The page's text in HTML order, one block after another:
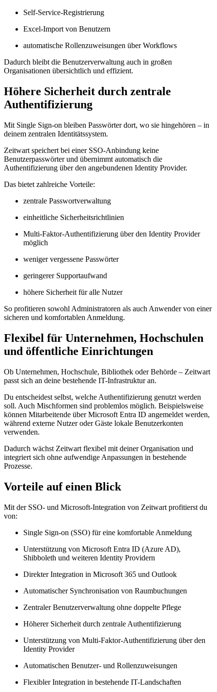
Self-Service-Registrierung
Excel-Import von Benutzern
automatische Rollenzuweisungen über Workflows
Dadurch bleibt die Benutzerverwaltung auch in großen
Organisationen übersichtlich und effizient.
Höhere Sicherheit durch zentrale
Authentifizierung
Mit Single Sign-on bleiben Passwörter dort, wo sie hingehören – in
deinem zentralen Identitätssystem.
Zeitwart speichert bei einer SSO-Anbindung keine
Benutzerpasswörter und übernimmt automatisch die
Authentifizierung über den angebundenen Identity Provider.
Das bietet zahlreiche Vorteile:
zentrale Passwortverwaltung
einheitliche Sicherheitsrichtlinien
Multi-Faktor-Authentifizierung über den Identity Provider
möglich
weniger vergessene Passwörter
geringerer Supportaufwand
höhere Sicherheit für alle Nutzer
So profitieren sowohl Administratoren als auch Anwender von einer
sicheren und komfortablen Anmeldung.
Flexibel für Unternehmen, Hochschulen
und öffentliche Einrichtungen
Ob Unternehmen, Hochschule, Bibliothek oder Behörde – Zeitwart
passt sich an deine bestehende IT-Infrastruktur an.
Du entscheidest selbst, welche Authentifizierung genutzt werden
soll. Auch Mischformen sind problemlos möglich. Beispielsweise
können Mitarbeitende über Microsoft Entra ID angemeldet werden,
während externe Nutzer oder Gäste lokale Benutzerkonten
verwenden.
Dadurch wächst Zeitwart flexibel mit deiner Organisation und
integriert sich ohne aufwendige Anpassungen in bestehende
Prozesse.
Vorteile auf einen Blick
Mit der SSO- und Microsoft-Integration von Zeitwart profitierst du
von:
Single Sign-on (SSO) für eine komfortable Anmeldung
Unterstützung von Microsoft Entra ID (Azure AD),
Shibboleth und weiteren Identity Providern
Direkter Integration in Microsoft 365 und Outlook
Automatischer Synchronisation von Raumbuchungen
Zentraler Benutzerverwaltung ohne doppelte Pflege
Höherer Sicherheit durch zentrale Authentifizierung
Unterstützung von Multi-Faktor-Authentifizierung über den
Identity Provider
Automatischen Benutzer- und Rollenzuweisungen
Flexibler Integration in bestehende IT-Landschaften